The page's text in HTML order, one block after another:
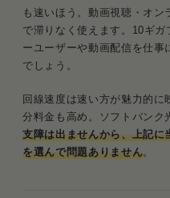
も速いほう。動画視聴・オ
で滞りなく使えます。10ギ
ーユーザーや動画配信を仕事
でしょう。
回線速度は速い方が魅力的に
分料金も高め。ソフトバンク
支障は出ませんから、上記に
を選んで問題ありません。